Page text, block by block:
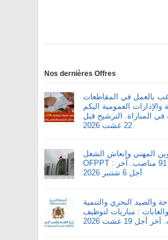
Nos dernières Offres
بالعمل في المقاطعات
والإدارات العمومية اليكم
المباراة. الترشيح قبل
22 غشت 2026
المهني وإنعاش الشغل
OFPPT : مباريات لتوظيف 91 مناصب. آخر
أجل 6 شتنبر 2026
والصيد البحري والتنمية
والغابات : مباريات لتوظيف